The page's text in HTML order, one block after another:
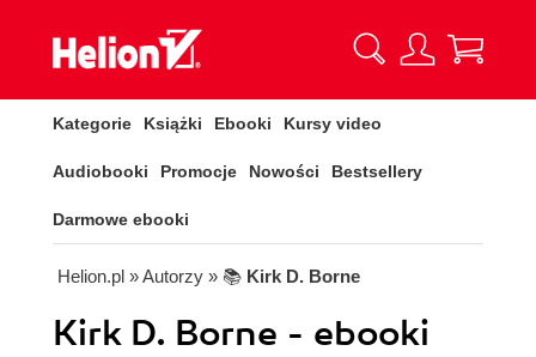
Kategorie Książki Ebooki Kursy video
Audiobooki Promocje Nowości Bestsellery
Darmowe ebooki
Helion.pl » Autorzy » 📚 Kirk D. Borne
Kirk D. Borne - ebooki